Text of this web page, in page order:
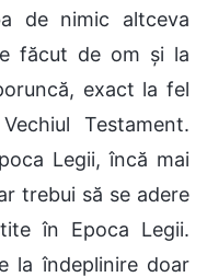
de nimic altceva
făcut de om și la
exact la fel
Testament.
Legii, încă mai
trebui să se adere
în Epoca Legii.
la îndeplinire doar